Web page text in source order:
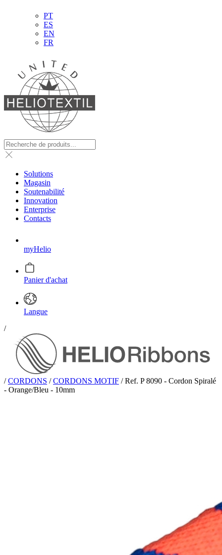
PT
ES
EN
FR
Solutions
Magasin
Soutenabilité
Innovation
Enterprise
Contacts
myHelio
Panier d'achat
Langue
/
/ CORDONS / CORDONS MOTIF / Ref. P 8090 - Cordon Spiralé
- Orange/Bleu - 10mm